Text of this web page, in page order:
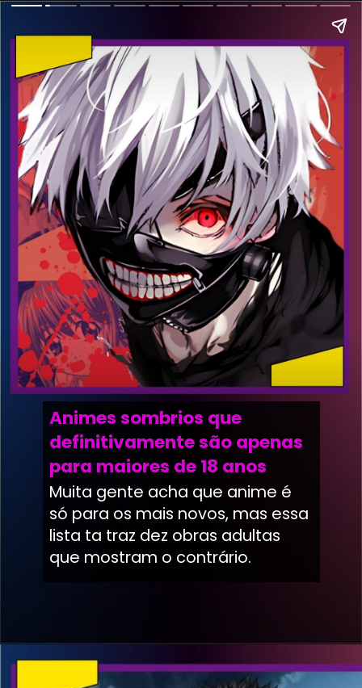
Animes sombrios que
definitivamente são apenas
para maiores de 18 anos
Muita gente acha que anime é
só para os mais novos, mas essa
lista ta traz dez obras adultas
que mostram o contrário.